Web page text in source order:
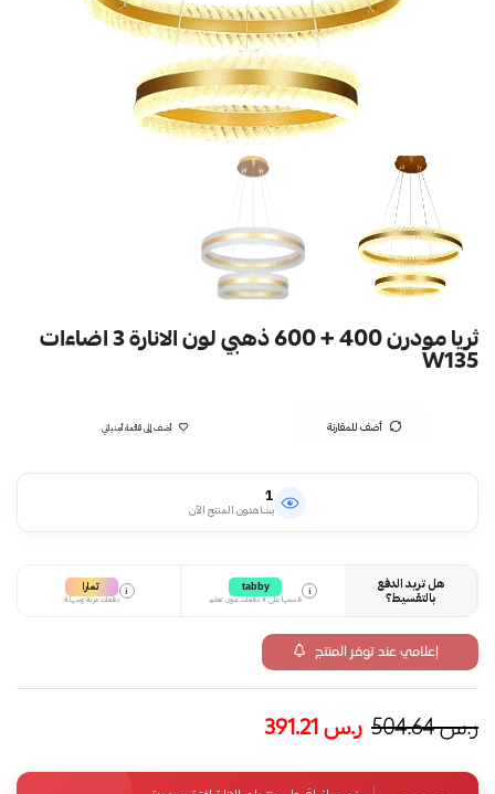
ثريا مودرن 400 + 600 ذهبي لون الانارة 3 اضاءات
W135
أضف للمقارنة أضف إلى قائمة أمنياتي
1
يشاهدون المنتج الآن
هل تريد الدفع
بالتقسيط؟
i
tabby
قسمها على 4 دفعات بدون تعقيد
i تمارا
دفعات مرنة وسهلة
إعلامي عند توفر المنتج
ر.س504.64 ر.س